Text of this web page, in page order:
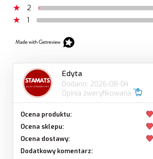
2
1
Edyta
Dodano: 2026-08-04
Opinia zweryfikowana
Ocena produktu:
Ocena sklepu:
Ocena dostawy:
Dodatkowy komentarz: